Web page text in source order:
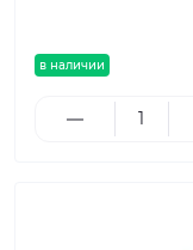
в наличии